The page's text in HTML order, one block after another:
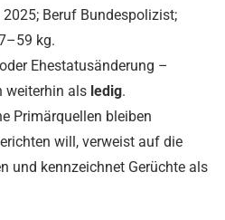
Beruf Bundespolizist;
kg.
Ehestatusänderung –
weiterhin als ledig.
Primärquellen bleiben
will, verweist auf die
und kennzeichnet Gerüchte als